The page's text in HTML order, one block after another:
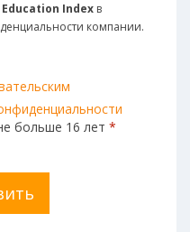
Education Index в
компании.
больше 16 лет *